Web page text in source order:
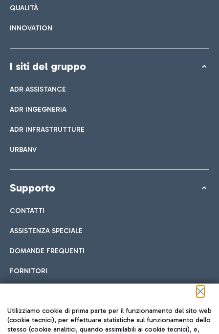
QUALITÀ
INNOVATION
I siti del gruppo
ADR ASSISTANCE
ADR INGEGNERIA
ADR INFRASTRUTTURE
URBANV
Supporto
CONTATTI
ASSISTENZA SPECIALE
DOMANDE FREQUENTI
FORNITORI
Seguici sui social
Utilizziamo cookie di prima parte per il funzionamento del sito web
(cookie tecnici), per effettuare statistiche sul funzionamento dello
stesso (cookie analitici, quando assimilabili ai cookie tecnici), e,